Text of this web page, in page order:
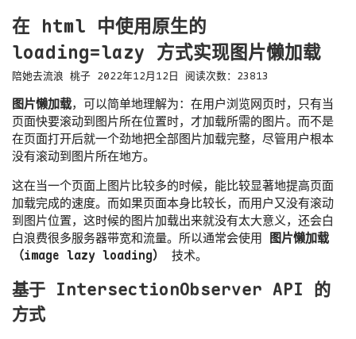
在 html 中使用原生的
loading=lazy 方式实现图片懒加载
陪她去流浪 桃子 2022年12月12日 阅读次数： 23813
图片懒加载，可以简单地理解为：在用户浏览网页时，只有当
页面快要滚动到图片所在位置时，才加载所需的图片。而不是
在页面打开后就一个劲地把全部图片加载完整，尽管用户根本
没有滚动到图片所在地方。
这在当一个页面上图片比较多的时候，能比较显著地提高页面
加载完成的速度。而如果页面本身比较长，而用户又没有滚动
到图片位置，这时候的图片加载出来就没有太大意义，还会白
白浪费很多服务器带宽和流量。所以通常会使用
图片懒加载
（image lazy loading）
技术。
基于 IntersectionObserver API 的
方式